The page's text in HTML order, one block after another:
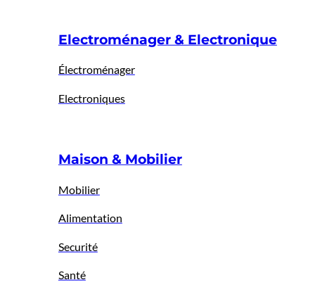
Electroménager & Electronique
Électroménager
Electroniques
Maison & Mobilier
Mobilier
Alimentation
Securité
Santé